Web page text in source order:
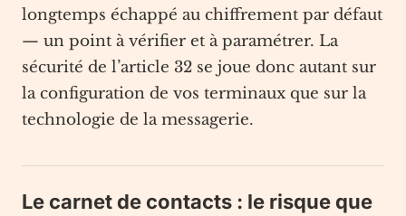
longtemps échappé au chiffrement par défaut
— un point à vérifier et à paramétrer. La
sécurité de l’article 32 se joue donc autant sur
la configuration de vos terminaux que sur la
technologie de la messagerie.
Le carnet de contacts : le risque que